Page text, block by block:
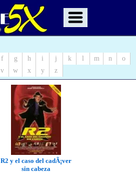
f g h i j k m n
o
v w x y z
R2 y el caso del cadÃ¡ver
sin cabeza